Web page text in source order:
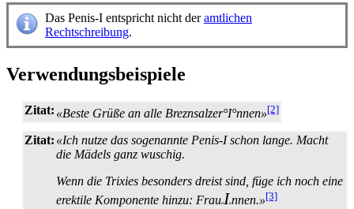
Das Penis-I entspricht nicht deramtlichen
Rechtschreibung.
Verwendungsbeispiele
Zitat: «Beste Grüße an alle Breznsalzer°I°nnen»[2]
Zitat: «Ich nutze das sogenannte Penis-I schon lange. Macht
die Mädels ganz wuschig.
Wenn die Trixies besonders dreist sind, füge ich noch eine
erektile Komponente hinzu: Frauo Ionnen.»[3]